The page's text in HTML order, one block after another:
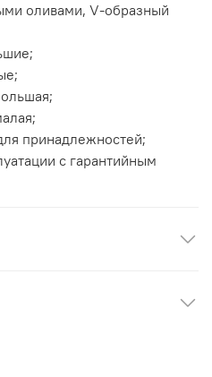
оливами, V-образный
принадлежностей;
с гарантийным